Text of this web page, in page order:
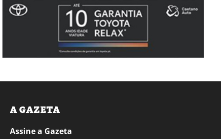
A GAZETA
Assine a Gazeta